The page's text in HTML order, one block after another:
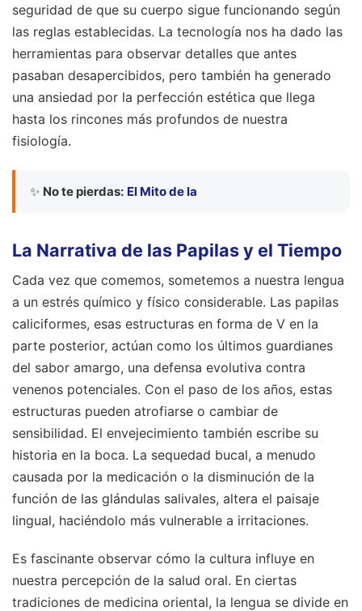
seguridad de que su cuerpo sigue funcionando según
las reglas establecidas. La tecnología nos ha dado las
herramientas para observar detalles que antes
pasaban desapercibidos, pero también ha generado
una ansiedad por la perfección estética que llega
hasta los rincones más profundos de nuestra
fisiología.
✨ No te pierdas: El Mito de la
La Narrativa de las Papilas y el Tiempo
Cada vez que comemos, sometemos a nuestra lengua
a un estrés químico y físico considerable. Las papilas
caliciformes, esas estructuras en forma de V en la
parte posterior, actúan como los últimos guardianes
del sabor amargo, una defensa evolutiva contra
venenos potenciales. Con el paso de los años, estas
estructuras pueden atrofiarse o cambiar de
sensibilidad. El envejecimiento también escribe su
historia en la boca. La sequedad bucal, a menudo
causada por la medicación o la disminución de la
función de las glándulas salivales, altera el paisaje
lingual, haciéndolo más vulnerable a irritaciones.
Es fascinante observar cómo la cultura influye en
nuestra percepción de la salud oral. En ciertas
tradiciones de medicina oriental, la lengua se divide en